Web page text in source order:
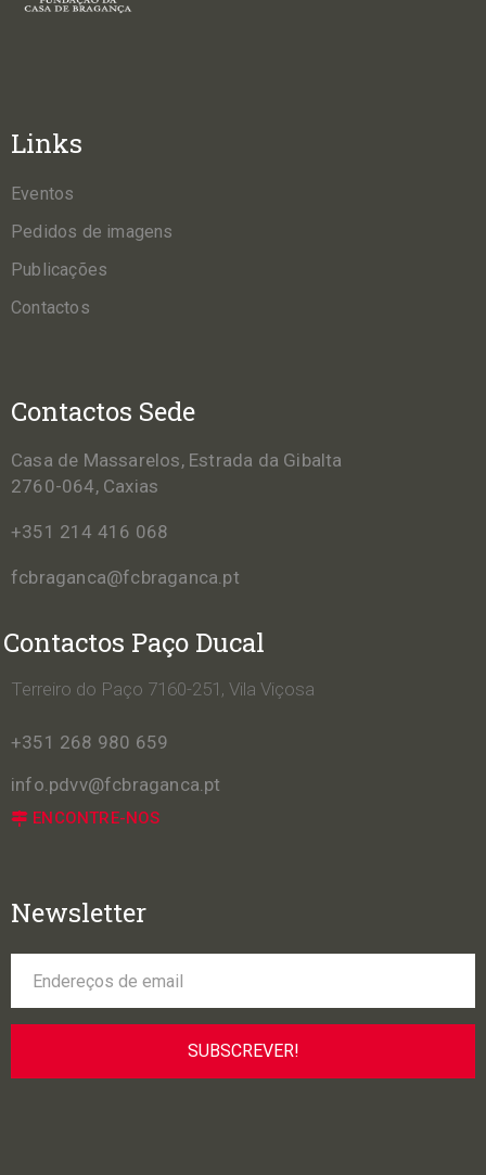
Links
Eventos
Pedidos de imagens
Publicações
Contactos
Contactos Sede
Casa de Massarelos, Estrada da Gibalta
2760-064, Caxias
+351 214 416 068
fcbraganca@fcbraganca.pt
Contactos Paço Ducal
Terreiro do Paço 7160-251, Vila Viçosa
+351 268 980 659
info.pdvv@fcbraganca.pt
ENCONTRE-NOS
Newsletter